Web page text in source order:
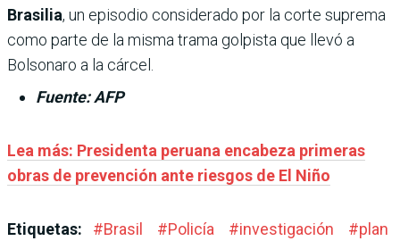
Brasilia, un episodio considerado por la corte suprema
como parte de la misma trama golpista que llevó a
Bolsonaro a la cárcel.
Fuente: AFP
Lea más: Presidenta peruana encabeza primeras
obras de prevención ante riesgos de El Niño
Etiquetas: #Brasil #Policía #investigación #plan